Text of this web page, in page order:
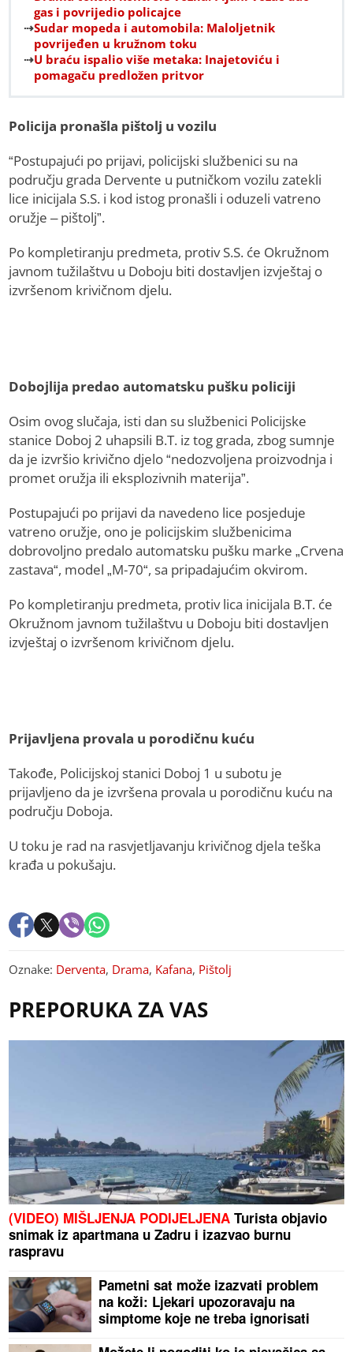
gas i povrijedio policajce
Sudar mopeda i automobila: Maloljetnik
povrijeđen u kružnom toku
U braću ispalio više metaka: Inajetoviću i
pomagaču predložen pritvor
Policija pronašla pištolj u vozilu
“Postupajući po prijavi, policijski službenici su na
području grada Dervente u putničkom vozilu zatekli
lice inicijala S.S. i kod istog pronašli i oduzeli vatreno
oružje – pištolj”.
Po kompletiranju predmeta, protiv S.S. će Okružnom
javnom tužilaštvu u Doboju biti dostavljen izvještaj o
izvršenom krivičnom djelu.
Dobojlija predao automatsku pušku policiji
Osim ovog slučaja, isti dan su službenici Policijske
stanice Doboj 2 uhapsili B.T. iz tog grada, zbog sumnje
da je izvršio krivično djelo “nedozvoljena proizvodnja i
promet oružja ili eksplozivnih materija”.
Postupajući po prijavi da navedeno lice posjeduje
vatreno oružje, ono je policijskim službenicima
dobrovoljno predalo automatsku pušku marke „Crvena
zastava“, model „M-70“, sa pripadajućim okvirom.
Po kompletiranju predmeta, protiv lica inicijala B.T. će
Okružnom javnom tužilaštvu u Doboju biti dostavljen
izvještaj o izvršenom krivičnom djelu.
Prijavljena provala u porodičnu kuću
Takođe, Policijskoj stanici Doboj 1 u subotu je
prijavljeno da je izvršena provala u porodičnu kuću na
području Doboja.
U toku je rad na rasvjetljavanju krivičnog djela teška
krađa u pokušaju.
Oznake: Derventa, Drama, Kafana, Pištolj
PREPORUKA ZA VAS
(VIDEO) MIŠLJENJA PODIJELJENA Turista objavio
snimak iz apartmana u Zadru i izazvao burnu
raspravu
Pametni sat može izazvati problem
na koži: Ljekari upozoravaju na
simptome koje ne treba ignorisati